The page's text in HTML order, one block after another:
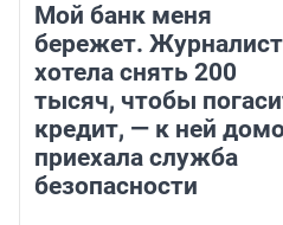
Мой банк меня
бережет. Журналист
хотела снять 200
тысяч, чтобы
кредит, — к ней
приехала служба
безопасности